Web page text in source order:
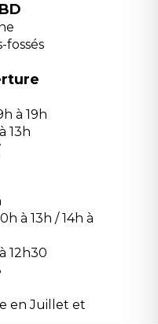
fossés
à 19h
13h
à 13h / 14h à
12h30
en Juillet et